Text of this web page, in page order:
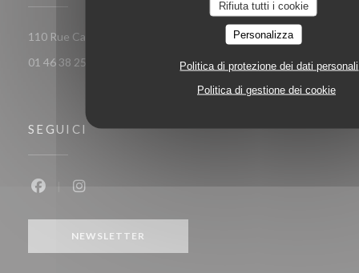
Rifiuta tutti i cookie
Personalizza
Politica di protezione dei dati personali
Politica di gestione dei cookie
110 Rue Camille Desmoulins 92130 ISSY LES MOULINEAUX
01 46 38 25 77
SEGUICI
NEWSLETTER